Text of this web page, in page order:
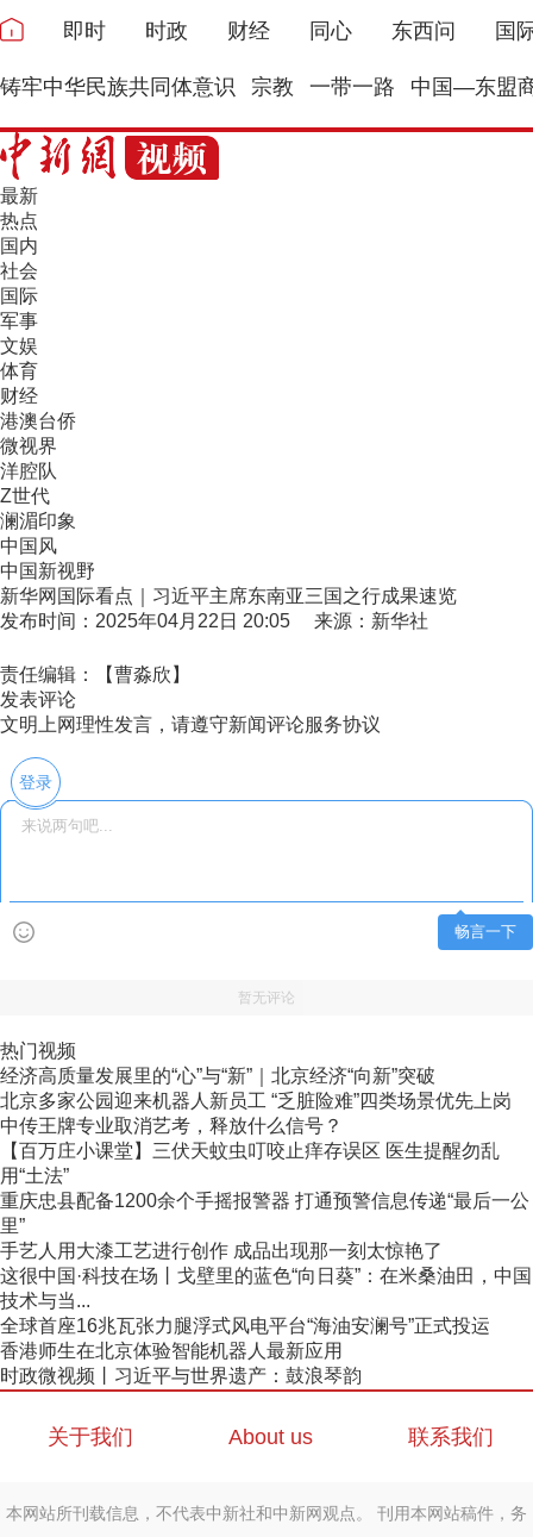
即时 时政 财经 同心 东西问 国
铸牢中华民族共同体意识 宗教 一带一路 中国—东盟
最新
热点
国内
社会
国际
军事
文娱
体育
财经
港澳台侨
微视界
洋腔队
Z世代
澜湄印象
中国风
中国新视野
新华网国际看点｜习近平主席东南亚三国之行成果速览
发布时间：2025年04月22日 20:05 来源：新华社
责任编辑：【曹淼欣】
发表评论
文明上网理性发言，请遵守新闻评论服务协议
登录
畅言一下
暂无评论
热门视频
经济高质量发展里的“心”与“新”｜北京经济“向新”突破
北京多家公园迎来机器人新员工 “乏脏险难”四类场景优先上岗
中传王牌专业取消艺考，释放什么信号？
【百万庄小课堂】三伏天蚊虫叮咬止痒存误区 医生提醒勿乱
用“土法”
重庆忠县配备1200余个手摇报警器 打通预警信息传递“最后一公
里”
手艺人用大漆工艺进行创作 成品出现那一刻太惊艳了
这很中国·科技在场丨戈壁里的蓝色“向日葵”：在米桑油田，中国
技术与当...
全球首座16兆瓦张力腿浮式风电平台“海油安澜号”正式投运
香港师生在北京体验智能机器人最新应用
时政微视频丨习近平与世界遗产：鼓浪琴韵
关于我们 About us 联系我们
本网站所刊载信息，不代表中新社和中新网观点。 刊用本网站稿件，务